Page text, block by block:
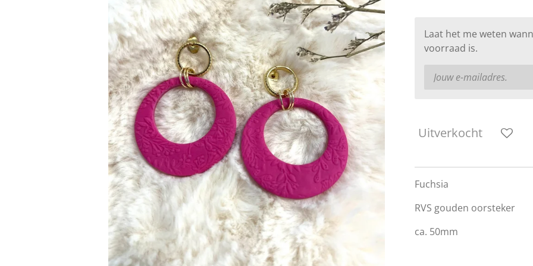
Laat het me weten
voorraad is.
Uitverkocht
Fuchsia
RVS gouden oorsteker
ca. 50mm